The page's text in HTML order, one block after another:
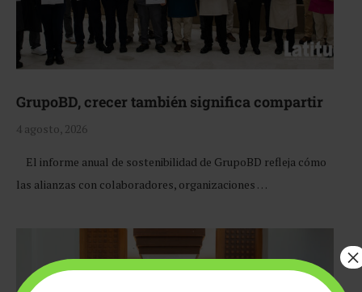
GrupoBD, crecer también significa compartir
4 agosto, 2026
El informe anual de sostenibilidad de GrupoBD refleja cómo
las alianzas con colaboradores, organizaciones …
×